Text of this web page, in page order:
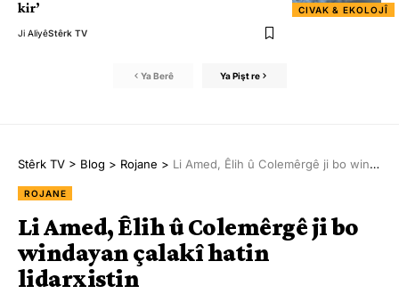
CIVAK & EKOLOJÎ
kir’
Ji AliyêStêrk TV
Ya Berê Ya Pişt re
Stêrk TV > Blog > Rojane > Li Amed, Êlih û Colemêrgê ji bo windayan çalakî hatin lidarxistin
ROJANE
Li Amed, Êlih û Colemêrgê ji bo
windayan çalakî hatin
lidarxistin